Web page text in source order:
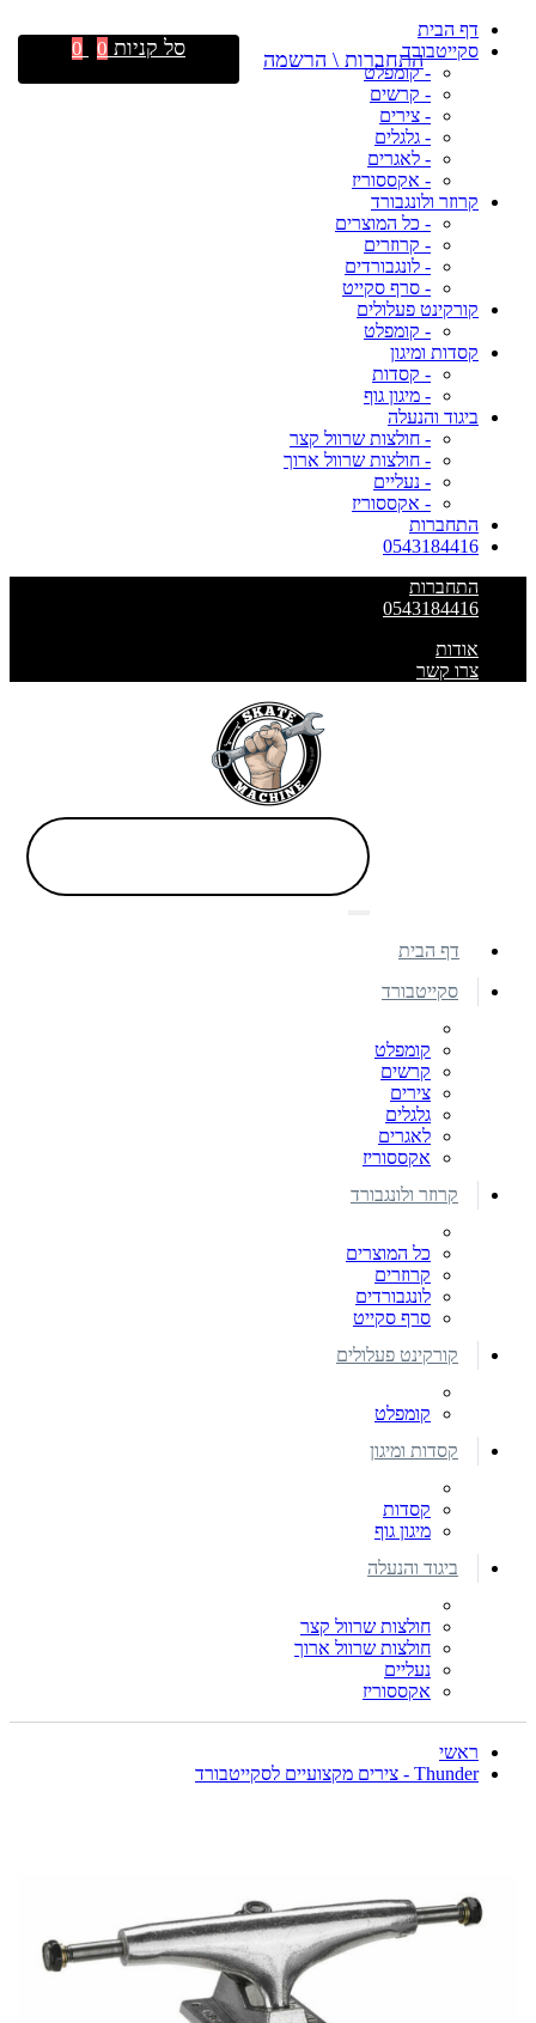
דף הבית
סקייטבורד
- קומפלט
- קרשים
- צירים
- גלגלים
- לאגרים
- אקססוריז
קרוזר ולונגבורד
- כל המוצרים
- קרוזרים
- לונגבורדים
- סרף סקייט
קורקינט פעלולים
- קומפלט
קסדות ומיגון
- קסדות
- מיגון גוף
ביגוד והנעלה
- חולצות שרוול קצר
- חולצות שרוול ארוך
- נעליים
- אקססוריז
התחברות
0543184416
התחברות
0543184416
אודות
צרו קשר
התחברות \ הרשמה סל קניות 0
0
דף הבית
סקייטבורד
קומפלט
קרשים
צירים
גלגלים
לאגרים
אקססוריז
קרוזר ולונגבורד
כל המוצרים
קרוזרים
לונגבורדים
סרף סקייט
קורקינט פעלולים
קומפלט
קסדות ומיגון
קסדות
מיגון גוף
ביגוד והנעלה
חולצות שרוול קצר
חולצות שרוול ארוך
נעליים
אקססוריז
ראשי
Thunder - צירים מקצועיים לסקייטבורד